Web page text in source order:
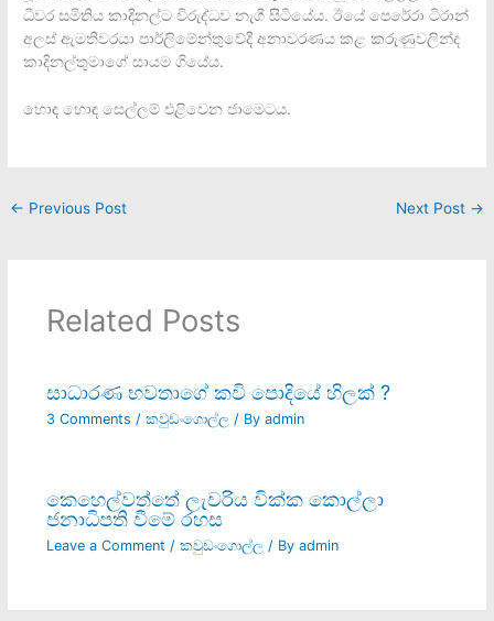
ධීවර සමිතිය කාදිනල්ට විරුද්ධව නැගී සිටියේය. ඊයේ පෙරේරා ටිරාන්
අලස් ඇමතිවරයා පාර්ලිමේන්තුවේදී අනාවරණය කළ කරුණුවලින්ද
කාදිනල්තුමාගේ සායම ගියේය.
හොඳ හොඳ සෙල්ලම් එළිවෙන ජාමෙටය.
← Previous Post Next Post →
Related Posts
සාධාරණ භවතාගේ කවි පොදියේ හිලක් ?
3 Comments / කවුඩංගොල්ල / By admin
කෙහෙල්වත්තේ ලැවරිය වික්ක කොල්ලා
ජනාධිපති වීමේ රහස
Leave a Comment / කවුඩංගොල්ල / By admin